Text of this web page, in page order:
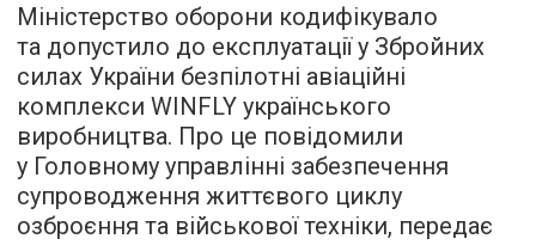
Міністерство оборони кодифікувало
та допустило до експлуатації у Збройних
силах України безпілотні авіаційні
комплекси WINFLY українського
виробництва. Про це повідомили
у Головному управлінні забезпечення
супроводження життєвого циклу
озброєння та військової техніки, передає